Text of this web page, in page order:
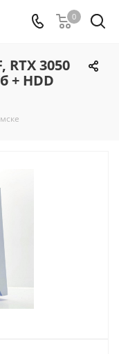
0
3050
+ HDD